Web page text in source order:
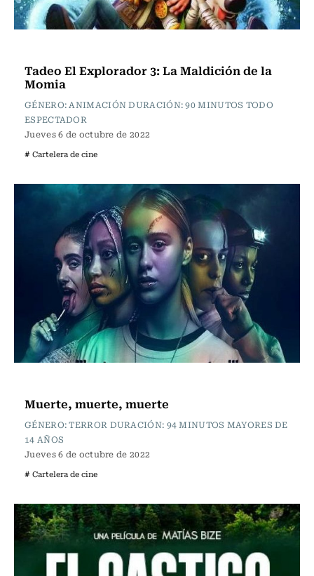
Tadeo El Explorador 3: La Maldición de la
Momia
GÉNERO: ANIMACIÓN DURACIÓN: 90 MINUTOS TODO
ESPECTADOR
Jueves 6 de octubre de 2022
# Cartelera de cine
Muerte, muerte, muerte
GÉNERO: TERROR DURACIÓN: 94 MINUTOS MAYORES DE
14 AÑOS
Jueves 6 de octubre de 2022
# Cartelera de cine